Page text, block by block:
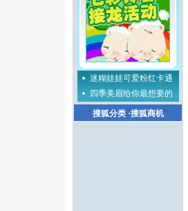
迷糊娃娃可爱粉红卡通
四季美眉给你最想要的
搜狐分类·搜狐商机